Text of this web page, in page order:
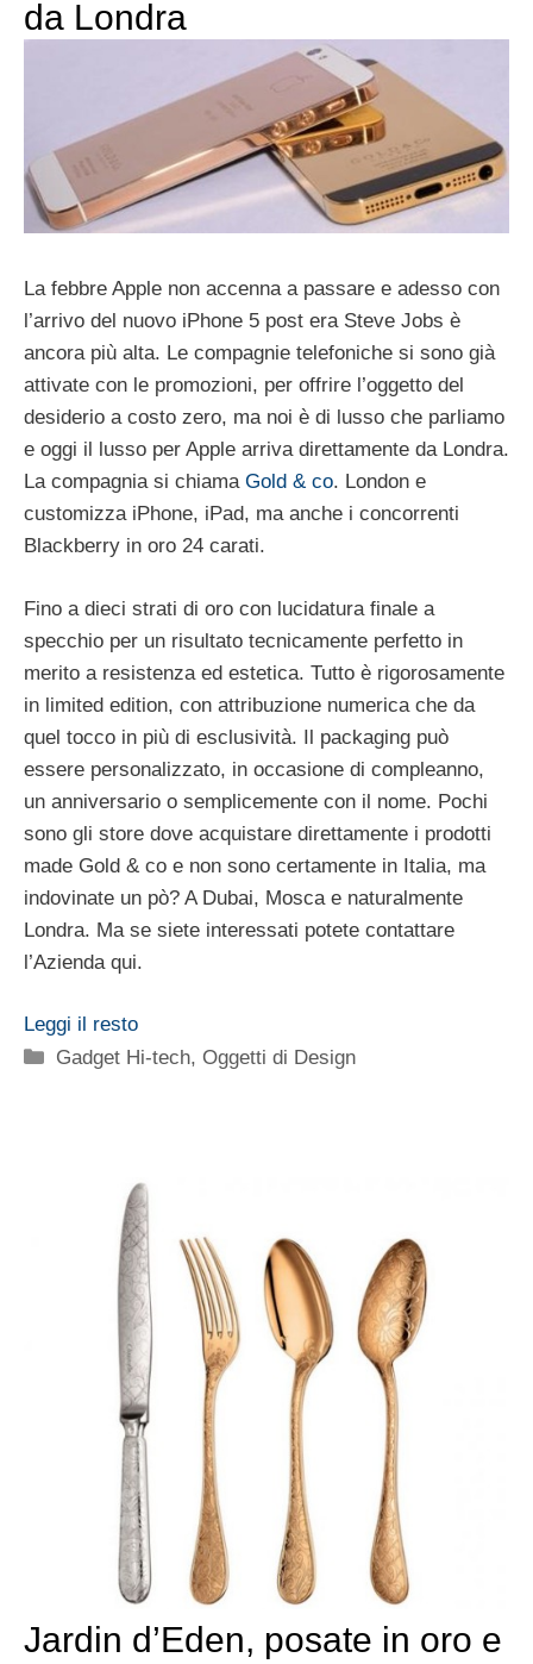
da Londra
La febbre Apple non accenna a passare e adesso con
l’arrivo del nuovo iPhone 5 post era Steve Jobs è
ancora più alta. Le compagnie telefoniche si sono già
attivate con le promozioni, per offrire l’oggetto del
desiderio a costo zero, ma noi è di lusso che parliamo
e oggi il lusso per Apple arriva direttamente da Londra.
La compagnia si chiama Gold & co. London e
customizza iPhone, iPad, ma anche i concorrenti
Blackberry in oro 24 carati.
Fino a dieci strati di oro con lucidatura finale a
specchio per un risultato tecnicamente perfetto in
merito a resistenza ed estetica. Tutto è rigorosamente
in limited edition, con attribuzione numerica che da
quel tocco in più di esclusività. Il packaging può
essere personalizzato, in occasione di compleanno,
un anniversario o semplicemente con il nome. Pochi
sono gli store dove acquistare direttamente i prodotti
made Gold & co e non sono certamente in Italia, ma
indovinate un pò? A Dubai, Mosca e naturalmente
Londra. Ma se siete interessati potete contattare
l’Azienda qui.
Leggi il resto
Categorie
Gadget Hi-tech,Oggetti di Design
Jardin d’Eden, posate in oro e